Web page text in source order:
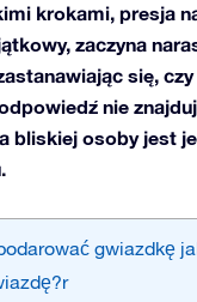
krokami, presja
zaczyna
się,
nie
bliskiej osoby jest
gwiazdkę